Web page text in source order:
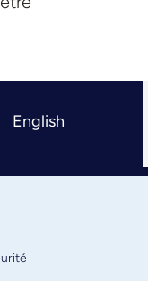
English